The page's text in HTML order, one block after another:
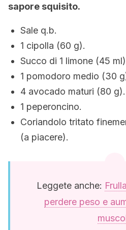
sapore squisito.
Sale q.b.
1 cipolla (60 g).
Succo di 1 limone (45
1 pomodoro medio (30
4 avocado maturi (80 g).
1 peperoncino.
Coriandolo tritato
(a piacere).
Leggete anche:
perdere peso e